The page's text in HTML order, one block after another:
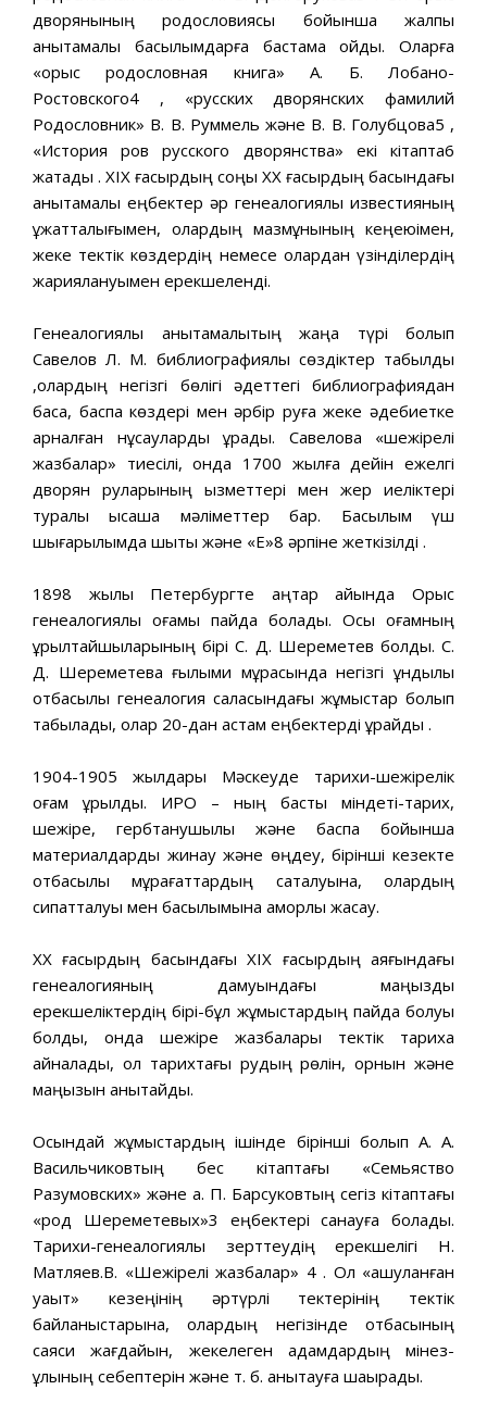
дворянының родословиясы бойынша жалпы
анықтамалық басылымдарға бастама қойды. Оларға
«орыс родословная книга» А. Б. Лобано-
Ростовского4 , «русских дворянских фамилий
Родословник» В. В. Руммель және В. В. Голубцова5 ,
«История ров русского дворянства» екі кітапта6
жатады . ХІХ ғасырдың соңы ХХ ғасырдың басындағы
анықтамалық еңбектер әр генеалогиялық известияның
құжатталығымен, олардың мазмұнының кеңеюімен,
жеке тектік көздердің немесе олардан үзінділердің
жариялануымен ерекшеленді.
Генеалогиялық анықтамалықтың жаңа түрі болып
Савелов Л. М. библиографиялық сөздіктер табылды
,олардың негізгі бөлігі әдеттегі библиографиядан
басқа, баспа көздері мен әрбір руға жеке әдебиетке
арналған нұсқауларды құрады. Савеловқа «шежірелі
жазбалар» тиесілі, онда 1700 жылға дейін ежелгі
дворян руларының қызметтері мен жер иеліктері
туралы қысқаша мәліметтер бар. Басылым үш
шығарылымда шықты және «Е»8 әрпіне жеткізілді .
1898 жылы Петербургте қаңтар айында Орыс
генеалогиялық қоғамы пайда болады. Осы қоғамның
құрылтайшыларының бірі С. Д. Шереметев болды. С.
Д. Шереметева ғылыми мұрасында негізгі құндылық
отбасылық генеалогия саласындағы жұмыстар болып
табылады, олар 20-дан астам еңбектерді құрайды .
1904-1905 жылдары Мәскеуде тарихи-шежірелік
қоғам құрылды. ИРО – ның басты міндеті-тарих,
шежіре, гербтанушылық және баспа бойынша
материалдарды жинау және өңдеу, бірінші кезекте
отбасылық мұрағаттардың сақталуына, олардың
сипатталуы мен басылымына қамқорлық жасау.
ХХ ғасырдың басындағы ХІХ ғасырдың аяғындағы
генеалогияның дамуындағы маңызды
ерекшеліктердің бірі-бұл жұмыстардың пайда болуы
болды, онда шежіре жазбалары тектік тарихқа
айналады, ол тарихтағы рудың рөлін, орнын және
маңызын анықтайды.
Осындай жұмыстардың ішінде бірінші болып А. А.
Васильчиковтың бес кітаптағы «Семьяство
Разумовских» және а. П. Барсуковтың сегіз кітаптағы
«род Шереметевых»3 еңбектері санауға болады.
Тарихи-генеалогиялық зерттеудің ерекшелігі Н.
Матляев.В. «Шежірелі жазбалар» 4 . Ол «ашуланған
уақыт» кезеңінің әртүрлі тектерінің тектік
байланыстарына, олардың негізінде отбасының
саяси жағдайын, жекелеген адамдардың мінез-
құлқының себептерін және т. б. анықтауға шақырады.